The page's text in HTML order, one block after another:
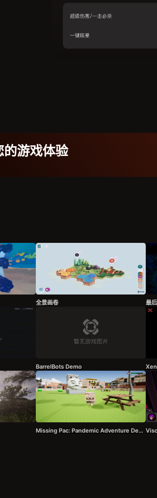
游戏体验
全景画卷 最
BarrelBots Demo
Missing Pac: Pandemic Adventure Demo